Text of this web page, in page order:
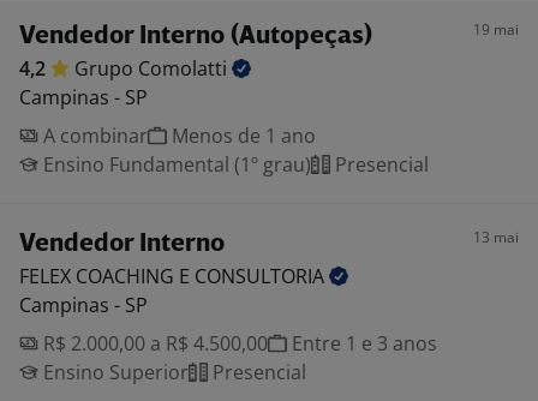
Vendedor Interno (Autopeças) 19 mai
4,2 Grupo Comolatti
Campinas - SP
A combinar
Menos de 1 ano
Ensino Fundamental (1º grau)
Presencial
Vendedor Interno 13 mai
FELEX COACHING E CONSULTORIA
Campinas - SP
R$ 2.000,00 a R$ 4.500,00
Entre 1 e 3 anos
Ensino Superior
Presencial